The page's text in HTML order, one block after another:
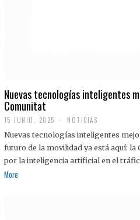
Nuevas tecnologías inteligentes
Comunitat
15 JUNIO, 2025 NOTICIAS
Nuevas tecnologías inteligentes
futuro de la movilidad ya está aquí: la
por la inteligencia artificial en el
More